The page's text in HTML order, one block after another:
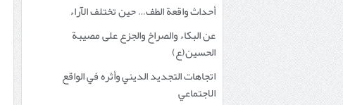
أحداث واقعة الطف… حين تختلف الآراء
عن البكاء والصراخ والجزع على مصيبة
الحسين(ع)
اتجاهات التجديد الديني وأثره في الواقع
الاجتماعي